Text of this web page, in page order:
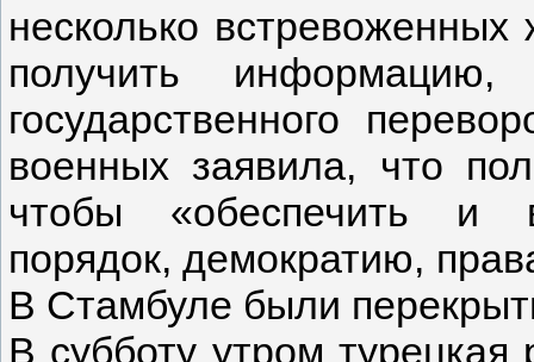
несколько
получить
государственного
военных заявила, что
чтобы «обеспечить и
порядок, демократию,
В Стамбуле были
В субботу утром